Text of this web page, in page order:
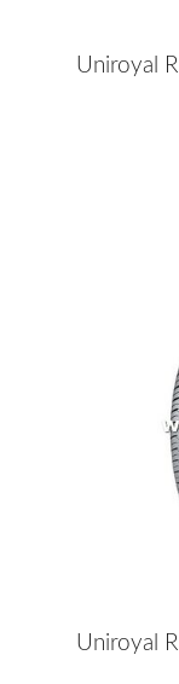
Uniroyal
Uniroyal